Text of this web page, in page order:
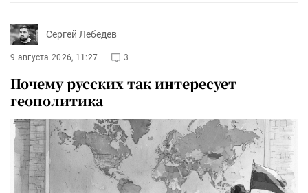
Сергей Лебедев
9 августа 2026, 11:27 3
Почему русских так интересует
геополитика